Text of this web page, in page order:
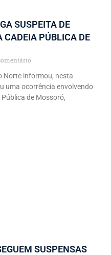
SUSPEITA DE
CADEIA PÚBLICA DE
Norte informou, nesta
uma ocorrência envolvendo
de Mossoró,
SUSPENSAS